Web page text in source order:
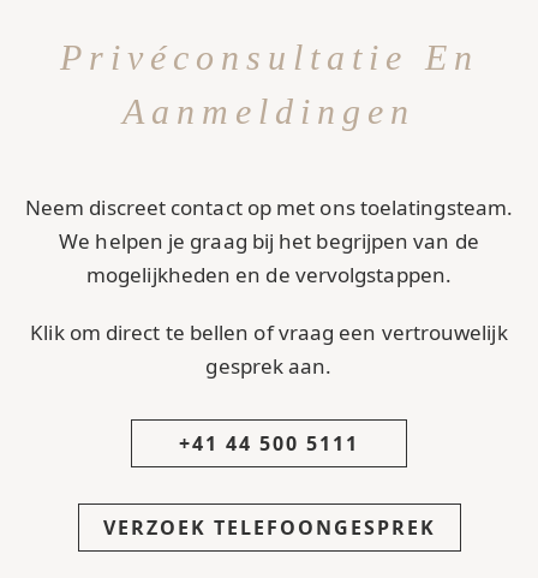
Privéconsultatie En
Aanmeldingen
Neem discreet contact op met ons toelatingsteam.
We helpen je graag bij het begrijpen van de
mogelijkheden en de vervolgstappen.
Klik om direct te bellen of vraag een vertrouwelijk
gesprek aan.
+41 44 500 5111
VERZOEK TELEFOONGESPREK